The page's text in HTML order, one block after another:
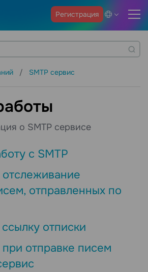
Регистрация
SMTP сервис
о SMTP сервисе
с SMTP
отслеживание
отправленных по
отписки
отправке писем